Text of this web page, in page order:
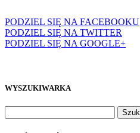
PODZIEL SIĘ NA FACEBOOKU
PODZIEL SIĘ NA TWITTER
PODZIEL SIĘ NA GOOGLE+
WYSZUKIWARKA